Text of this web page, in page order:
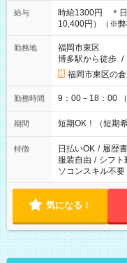
給与
時給1300円 ＊日
10,400円）（※弊
ので働いた分が
勤務地
福岡市東区
博多駅から徒歩 /
福岡市東区の
勤務時間 9：00－18：00
期間 短期OK！（短期
特徴 日払いOK / 履歴
服装自由 / シフト
ソコンスキル不要
気になる！